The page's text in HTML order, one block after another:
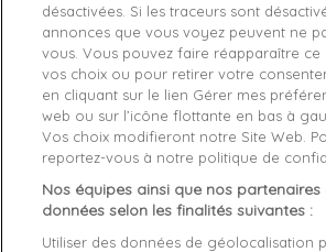
Je craque !
Livraison gratuite *
Retours sous 100 jours
Produit certifié authentique
Caractéristiques
désactivées. Si les traceurs sont
annonces que vous voyez peuvent ne
vous. Vous pouvez faire réapparaître
vos choix ou pour retirer votre
en cliquant sur le lien Gérer mes
web ou sur l’icône flottante en bas à
Vos choix modifieront notre Site Web.
reportez-vous à notre politique de
Nos équipes ainsi que nos partenaires
données selon les finalités suivantes :
Utiliser des données de géolocalisation